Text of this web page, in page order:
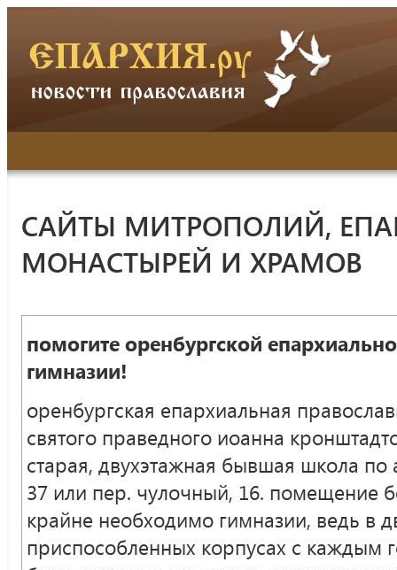
САЙТЫ МИТРОПОЛИЙ,
МОНАСТЫРЕЙ И ХРАМОВ
помогите оренбургской
гимназии!
оренбургская епархиальная
святого праведного иоанна
старая, двухэтажная бывшая школа
37 или пер. чулочный, 16. помещение
крайне необходимо гимназии, ведь в
приспособленных корпусах с каждым